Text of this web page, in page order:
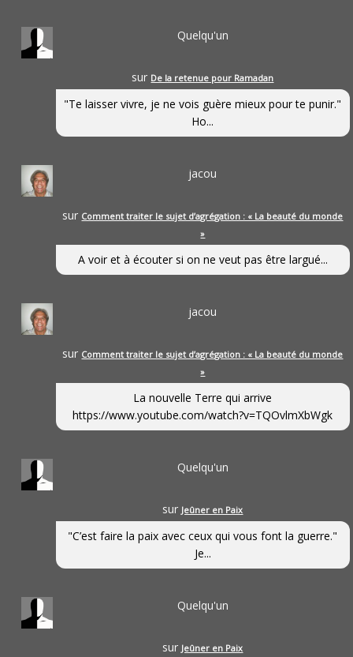
Quelqu'un
sur De la retenue pour Ramadan
"Te laisser vivre, je ne vois guère mieux pour te punir."
Ho...
jacou
sur Comment traiter le sujet d’agrégation : « La beauté du monde
»
A voir et à écouter si on ne veut pas être largué...
jacou
sur Comment traiter le sujet d’agrégation : « La beauté du monde
»
La nouvelle Terre qui arrive
https://www.youtube.com/watch?v=TQOvlmXbWgk
Quelqu'un
sur Jeûner en Paix
"C’est faire la paix avec ceux qui vous font la guerre."
Je...
Quelqu'un
sur Jeûner en Paix